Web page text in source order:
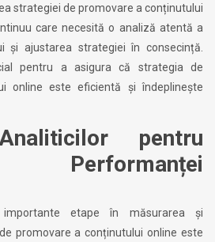
strategiei de promovare a conținutului
care necesită o analiză atentă a
și ajustarea strategiei în consecință.
pentru a asigura că strategia de
online este eficientă și îndeplinește
pentru
Performanței
etape în măsurarea și
promovare a conținutului online este